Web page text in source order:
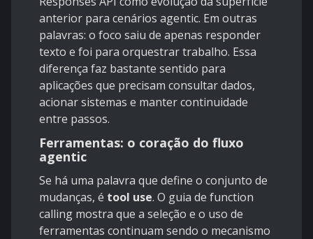
anterior para cenários agentic. Em outras
palavras: o foco saiu de apenas responder
texto e foi para orquestrar trabalho. Essa
diferença faz bastante sentido para
aplicações que precisam consultar dados,
acionar sistemas e manter continuidade
entre passos.
Ferramentas: o coração do fluxo
agentic
Se há uma palavra que define o conjunto de
mudanças, é tool use. O guia de function
calling mostra que a seleção e o uso de
ferramentas continuam sendo o mecanismo